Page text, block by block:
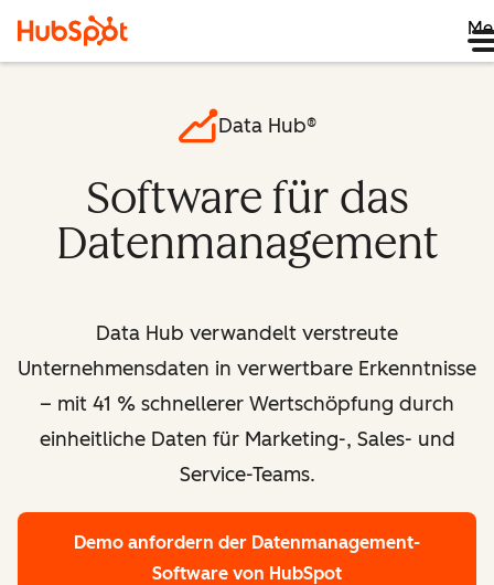
Data Hub®
Software für das
Datenmanagement
Data Hub verwandelt verstreute
Unternehmensdaten in verwertbare Erkenntnisse
– mit 41 % schnellerer Wertschöpfung durch
einheitliche Daten für Marketing-, Sales- und
Service-Teams.
Demo anfordern der Datenmanagement-
Software von HubSpot